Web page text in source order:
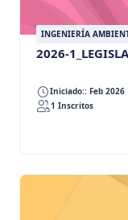
INGENIERÍA
2026-
Iniciado:: Feb 2026
1 Inscritos